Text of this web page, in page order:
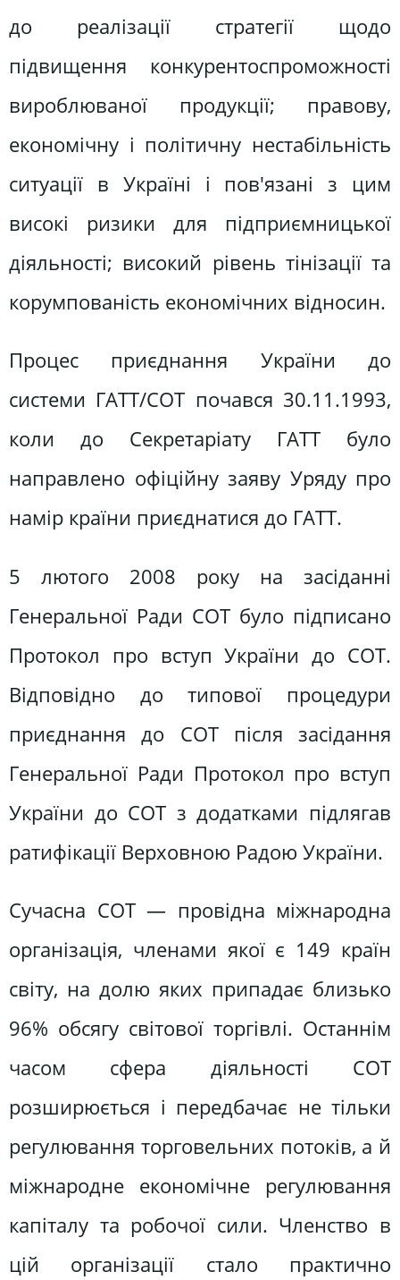
до реалізації стратегії щодо
підвищення конкурентоспроможності
вироблюваної продукції; правову,
економічну і політичну нестабільність
ситуації в Україні і пов'язані з цим
високі ризики для підприємницької
діяльності; високий рівень тінізації та
корумпованість економічних відносин.
Процес приєднання України до
системи ГАТТ/СОТ почався 30.11.1993,
коли до Секретаріату ГАТТ було
направлено офіційну заяву Уряду про
намір країни приєднатися до ГАТТ.
5 лютого 2008 року на засіданні
Генеральної Ради СОТ було підписано
Протокол про вступ України до СОТ.
Відповідно до типової процедури
приєднання до СОТ після засідання
Генеральної Ради Протокол про вступ
України до СОТ з додатками підлягав
ратифікації Верховною Радою України.
Сучасна СОТ — провідна міжнародна
організація, членами якої є 149 країн
світу, на долю яких припадає близько
96% обсягу світової торгівлі. Останнім
часом сфера діяльності СОТ
розширюється і передбачає не тільки
регулювання торговельних потоків, а й
міжнародне економічне регулювання
капіталу та робочої сили. Членство в
цій організації стало практично